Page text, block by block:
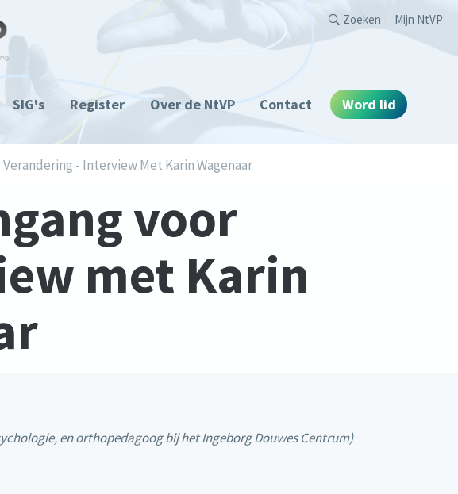
SIG's Register Over de NtVP Contact Word lid
Zoeken Mijn NtVP
Verandering - Interview Met Karin Wagenaar
voor
met Karin
en orthopedagoog bij het Ingeborg Douwes Centrum)